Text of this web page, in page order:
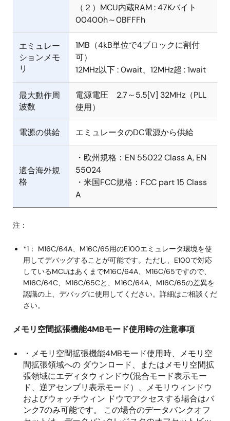
（２）MCU内蔵RAM : 47Kバイト
00400h～0BFFFh
エミュレー
ションメモ
リ
1MB（4kB単位で4ブロックに割付
可）
12MHz以下 : 0wait、12MHz超 : 1wait
最大動作周
波数
電源電圧 2.7～5.5[V] 32MHz（PLL
使用）
電源の供給 エミュレータのDC電源から供給
適合海外規
格
・欧州規格：EN 55022 Class A, EN
55024
・米国FCC規格：FCC part 15 Class
A
注：
*1： M16C/64A、M16C/65用のE100エミュレータ環境を使
用してデバッグすることが可能です。ただし、E100で対応
しているMCUはあくまでM16C/64A、M16C/65ですので、
M16C/64C、M16C/65Cと、M16C/64A、M16C/65の差異を
認識の上、デバッグに使用してください。詳細はご相談くだ
さい。
メモリ空間拡張機能4MBモード使用時の注意事項
・メモリ空間拡張機能4MBモード使用時、メモリ空
間拡張領域への ダウンロード、またはメモリ空間拡
張領域にエディタウィンドウ(混合モード表示モー
ド、逆アセンブリ表示モード）、メモリウィンドウ
およびウォッチウィン ドウでアクセスする場合はバ
ンク7のみ可能です。 この場合のデータバンクオフ